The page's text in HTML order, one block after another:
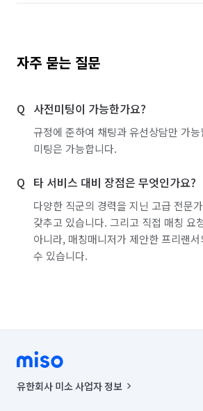
자주 묻는 질문
사전미팅이 가능한가요?
규정에 준하여 채팅과 유선상담만 가
미팅은 가능합니다.
타 서비스 대비 장점은 무엇인가요?
다양한 직군의 경력을 지닌 고급 전문
갖추고 있습니다. 그리고 직접 매칭 요
아니라, 매칭매니저가 제안한 프리랜
수 있습니다.
유한회사 미소 사업자 정보